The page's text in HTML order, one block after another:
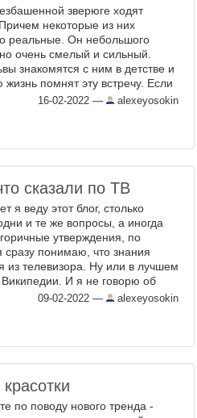
зверюге ходят
некоторые из них
реальные. Он небольшого
очень смелый и сильный.
знакомятся с ним в детстве и
жизнь помнят эту встречу. Если
в Африке юного льва со
морде, есть вероятность, ...
16-02-2022 — alexeyosokin
сказали по ТВ
я веду этот блог, столько
и те же вопросы, а иногда
утверждения, по
сразу понимаю, что знания
из телевизора. Ну или в лучшем
Википедии. И я не говорю об
диванных экспертах. На них я, к
обращаю ...
09-02-2022 — alexeyosokin
по поводу нового тренда -